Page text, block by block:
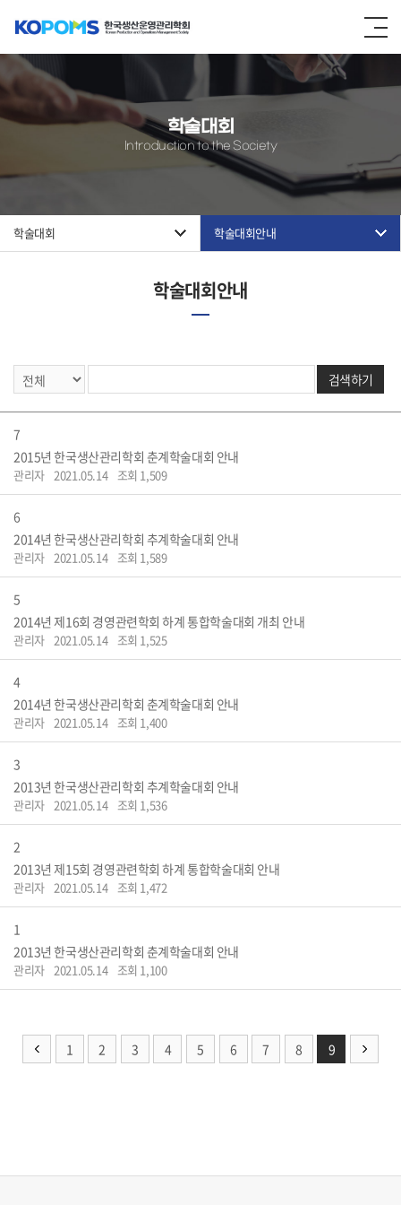
학술대회
Introduction to the Society
학술대회 학술대회안내
학술대회안내
검색하기
7
2015년 한국생산관리학회 춘계학술대회 안내
관리자 2021.05.14 조회 1,509
6
2014년 한국생산관리학회 추계학술대회 안내
관리자 2021.05.14 조회 1,589
5
2014년 제16회 경영관련학회 하계 통합학술대회 개최 안내
관리자 2021.05.14 조회 1,525
4
2014년 한국생산관리학회 춘계학술대회 안내
관리자 2021.05.14 조회 1,400
3
2013년 한국생산관리학회 추계학술대회 안내
관리자 2021.05.14 조회 1,536
2
2013년 제15회 경영관련학회 하계 통합학술대회 안내
관리자 2021.05.14 조회 1,472
1
2013년 한국생산관리학회 춘계학술대회 안내
관리자 2021.05.14 조회 1,100
1 2 3 4 5 6 7 8 9